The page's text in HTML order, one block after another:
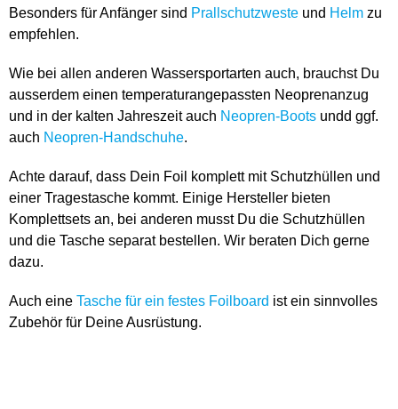
Besonders für Anfänger sind Prallschutzweste und Helm zu
empfehlen.
Wie bei allen anderen Wassersportarten auch, brauchst Du
ausserdem einen temperaturangepassten Neoprenanzug
und in der kalten Jahreszeit auch Neopren-Boots undd ggf.
auch Neopren-Handschuhe.
Achte darauf, dass Dein Foil komplett mit Schutzhüllen und
einer Tragestasche kommt. Einige Hersteller bieten
Komplettsets an, bei anderen musst Du die Schutzhüllen
und die Tasche separat bestellen. Wir beraten Dich gerne
dazu.
Auch eine Tasche für ein festes Foilboard ist ein sinnvolles
Zubehör für Deine Ausrüstung.